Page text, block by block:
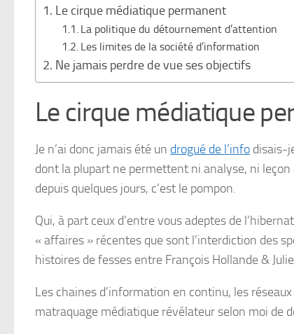
Le cirque médiatique permanent
La politique du détournement d’attention
Les limites de la société d’information
Ne jamais perdre de vue ses objectifs
Le cirque médiatique
Je n’ai donc jamais été un drogué de l’info disais-
dont la plupart ne permettent ni analyse, ni
depuis quelques jours, c’est le pompon.
Qui, à part ceux d’entre vous adeptes de
« affaires » récentes que sont l’interdiction des
histoires de fesses entre François Hollande &
Les chaines d’information en continu, les
matraquage médiatique révélateur selon moi de